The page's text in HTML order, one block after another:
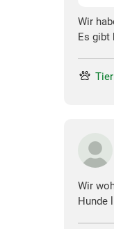
Wir
Es gibt
Wir
Hunde